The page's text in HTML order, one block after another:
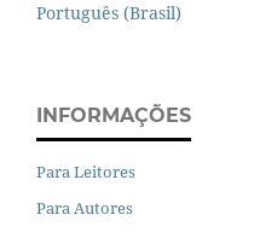
Português (Brasil)
INFORMAÇÕES
Para Leitores
Para Autores